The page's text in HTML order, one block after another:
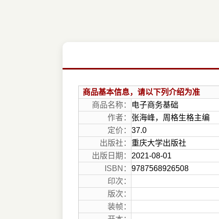
商品基本信息，请以下列介绍为准
商品名称：
电子商务基础
作者：
张海峰，周格生格主编
定价： 37.0
出版社：
重庆大学出版社
出版日期：
2021-08-01
ISBN： 9787568926508
印次：
版次：
装帧：